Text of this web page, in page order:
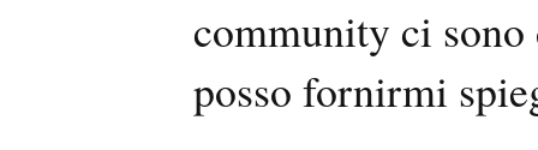
community ci
posso fornirmi